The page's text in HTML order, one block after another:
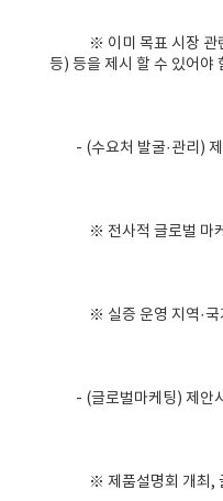
※ 이미 목표 시장 관련
등) 등을 제시 할 수 있어야
- (수요처 발굴·관리) 제
※ 전사적 글로벌 마케팅
※ 실증 운영 지역·국가
- (글로벌마케팅) 제안사
※ 제품설명회 개최, 글로